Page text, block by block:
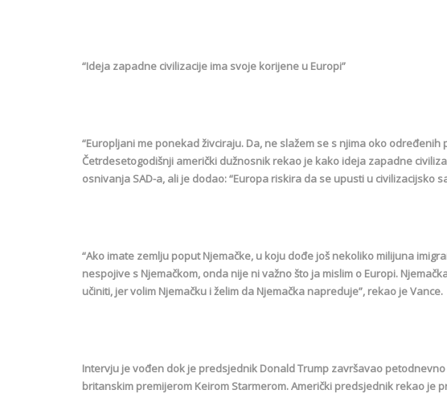
“Ideja zapadne civilizacije ima svoje korijene u Europi”
“Europljani me ponekad živciraju. Da, ne slažem se s njima oko određenih
Četrdesetogodišnji američki dužnosnik rekao je kako ideja zapadne
osnivanja SAD-a, ali je dodao: “Europa riskira da se upusti u civilizacijsko
“Ako imate zemlju poput Njemačke, u koju dođe još nekoliko milijuna
nespojive s Njemačkom, onda nije ni važno što ja mislim o Europi.
učiniti, jer volim Njemačku i želim da Njemačka napreduje”, rekao je Vance.
Intervju je vođen dok je predsjednik Donald Trump završavao
britanskim premijerom Keirom Starmerom. Američki predsjednik rekao je